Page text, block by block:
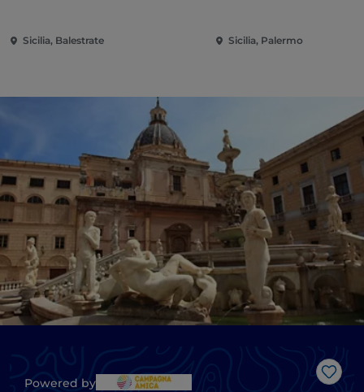
Sicilia, Balestrate Sicilia, Palermo
Like
Powered by